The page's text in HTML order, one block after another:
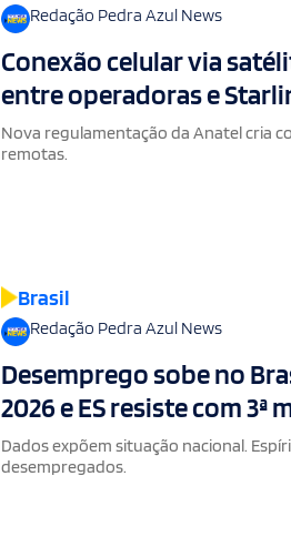
Redação Pedra Azul News
Conexão celular via
entre operadoras e
Nova regulamentação da Anatel cria
remotas.
Brasil
Redação Pedra Azul News
Desemprego sobe no
2026 e ES resiste com 3ª
Dados expõem situação nacional.
desempregados.